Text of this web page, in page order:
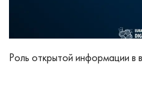
Роль открытой информации в